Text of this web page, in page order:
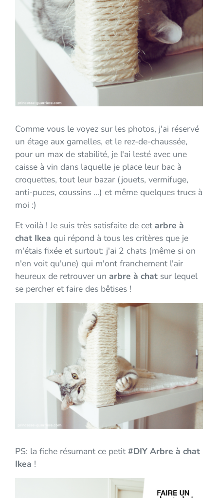
Comme vous le voyez sur les photos, j'ai réservé
un étage aux gamelles, et le rez-de-chaussée,
pour un max de stabilité, je l'ai lesté avec une
caisse à vin dans laquelle je place leur bac à
croquettes, tout leur bazar (jouets, vermifuge,
anti-puces, coussins ...) et même quelques trucs à
moi :)
Et voilà ! Je suis très satisfaite de cetarbre à
chat Ikea qui répond à tous les critères que je
m'étais fixée et surtout: j'ai 2 chats (même si on
n'en voit qu'une) qui m'ont franchement l'air
heureux de retrouver un arbre à chat sur lequel
se percher et faire des bêtises !
PS: la fiche résumant ce petit#DIY Arbre à chat
Ikea !